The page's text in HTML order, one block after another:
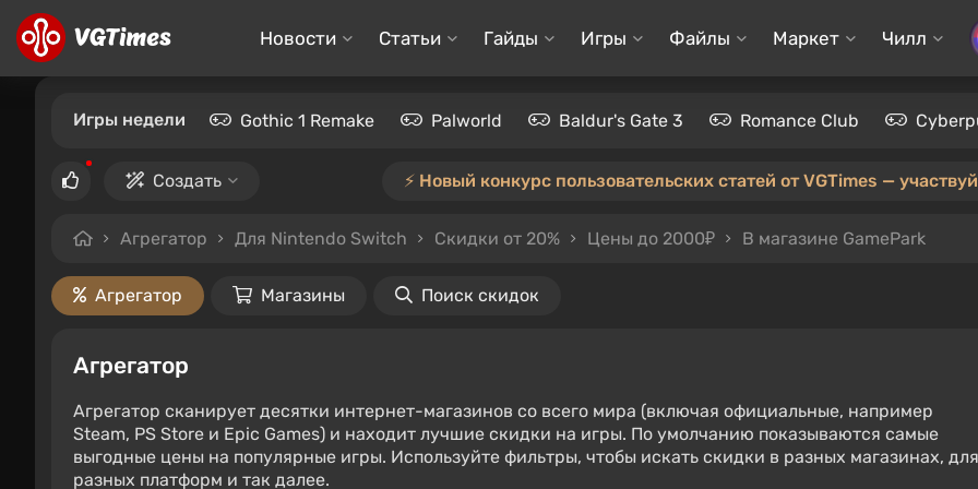
Новости Статьи Гайды Игры Файлы Маркет Чилл
Игры недели Gothic 1 Remake Palworld Baldur's Gate 3 Romance Club
Создать ⚡️ Новый конкурс пользовательских статей от VGTimes —
Агрегатор Для Nintendo Switch Скидки от 20% Цены до 2000₽ В магазине GamePark
Агрегатор Магазины Поиск скидок
Агрегатор
Агрегатор сканирует десятки интернет-магазинов со всего мира (включая официальные, например
Steam, PS Store и Epic Games) и находит лучшие скидки на игры. По умолчанию показываются самые
выгодные цены на популярные игры. Используйте фильтры, чтобы искать скидки в разных магазинах, для
разных платформ и так далее.